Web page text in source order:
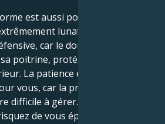
est aussi porteur de défis.
lunatique, trop
car le double Cancer
poitrine, protégeant son
La patience émotionnelle est
vous, car la profondeur de vos
difficile à gérer. Le monde peut
de vous épuiser à